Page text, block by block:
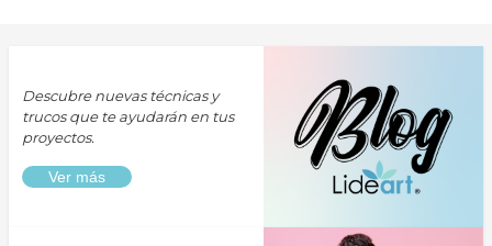
Descubre nuevas técnicas y
trucos que te ayudarán en tus
proyectos.
Ver más